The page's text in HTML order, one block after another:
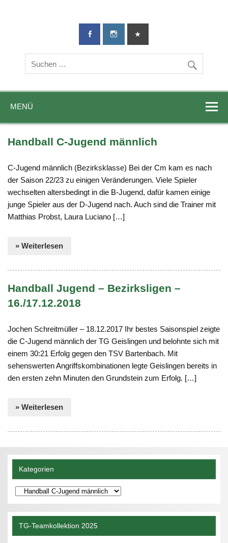
TG-Geislingen
DIE Sportadresse in Geislingen!
MENÜ
Handball C-Jugend männlich
C-Jugend männlich (Bezirksklasse) Bei der Cm kam es nach
der Saison 22/23 zu einigen Veränderungen. Viele Spieler
wechselten altersbedingt in die B-Jugend, dafür kamen einige
junge Spieler aus der D-Jugend nach. Auch sind die Trainer mit
Matthias Probst, Laura Luciano […]
» Weiterlesen
Handball Jugend – Bezirksligen –
16./17.12.2018
Jochen Schreitmüller – 18.12.2017 Ihr bestes Saisonspiel zeigte
die C-Jugend männlich der TG Geislingen und belohnte sich mit
einem 30:21 Erfolg gegen den TSV Bartenbach. Mit
sehenswerten Angriffskombinationen legte Geislingen bereits in
den ersten zehn Minuten den Grundstein zum Erfolg. […]
» Weiterlesen
Kategorien
Kategorien
TG-Teamkollektion 2025